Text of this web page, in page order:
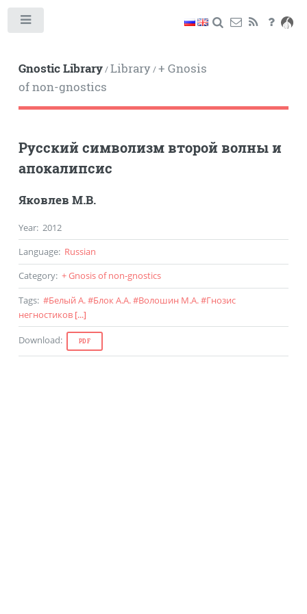
Gnostic Library/Library/+ Gnosis
of non-gnostics
Русский символизм второй волны и
апокалипсис
Яковлев М.В.
Year: 2012
Language: Russian
Category: + Gnosis of non-gnostics
Tags: #Белый А.#Блок А.А.#Волошин М.А.#Гнозис
негностиков [...]
Download: PDF